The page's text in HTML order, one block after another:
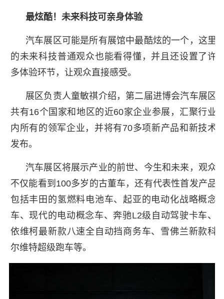
最炫酷！未来科技可亲身体验
汽车展区可能是所有展馆中最酷炫的一个，这里
的未来科技普通观众也能看得懂，并且还设置了许
多体验环节，让观众直接感受。
展区负责人童敏祺介绍，第二届进博会汽车展区
共有16个国家和地区的近60家企业参展，汇聚行业
内所有的领军企业，并将有70多项新产品和新技术
发布。
汽车展区将展示产业的前世、今生和未来，观众
不仅能看到100多岁的古董车，还有代表性首发产品
包括丰田的氢燃料电池车、起亚的电动化战略概念
车、现代的电动概念车、奔驰L2级自动驾驶卡车、
依维柯最新款八速全自动挡商务车、雪佛兰新款科
尔维特超级跑车等。